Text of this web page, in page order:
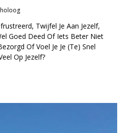
Twijfel Je Aan Jezelf,
Goed Deed Of Iets Beter Niet
Of Voel Je Je (te) Snel
Op Jezelf?